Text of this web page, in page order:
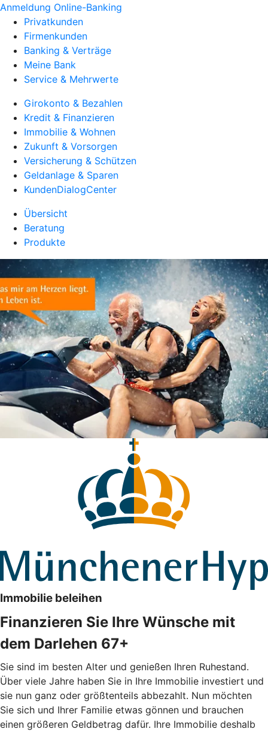
Anmeldung Online-Banking
Privatkunden
Firmenkunden
Banking & Verträge
Meine Bank
Service & Mehrwerte
Girokonto & Bezahlen
Kredit & Finanzieren
Immobilie & Wohnen
Zukunft & Vorsorgen
Versicherung & Schützen
Geldanlage & Sparen
KundenDialogCenter
Übersicht
Beratung
Produkte
Immobilie beleihen
Finanzieren Sie Ihre Wünsche mit
dem Darlehen 67+
Sie sind im besten Alter und genießen Ihren Ruhestand.
Über viele Jahre haben Sie in Ihre Immobilie investiert und
sie nun ganz oder größtenteils abbezahlt. Nun möchten
Sie sich und Ihrer Familie etwas gönnen und brauchen
einen größeren Geldbetrag dafür. Ihre Immobilie deshalb